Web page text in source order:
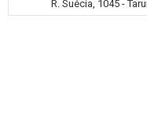
R. Suécia, 1045 -